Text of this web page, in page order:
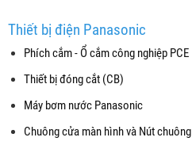
Thiết bị điện Panasonic
Phích cắm - Ổ cắm công nghiệp PCE
Thiết bị đóng cắt (CB)
Máy bơm nước Panasonic
Chuông cửa màn hình và Nút chuông